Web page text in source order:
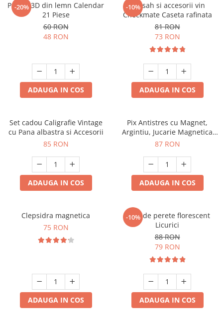
-20%
Puzzle 3D din lemn Calendar
21 Piese
60 RON
48 RON
ADAUGA IN COS
-10%
Set sah si accesorii vin
Checkmate Caseta rafinata
81 RON
73 RON
ADAUGA IN COS
Set cadou Caligrafie Vintage
cu Pana albastra si Accesorii
85 RON
ADAUGA IN COS
Pix Antistres cu Magnet,
Argintiu, Jucarie Magnetica
pentru Birou
87 RON
ADAUGA IN COS
Clepsidra magnetica
75 RON
ADAUGA IN COS
-10%
Ceas de perete florescent
Licurici
88 RON
79 RON
ADAUGA IN COS